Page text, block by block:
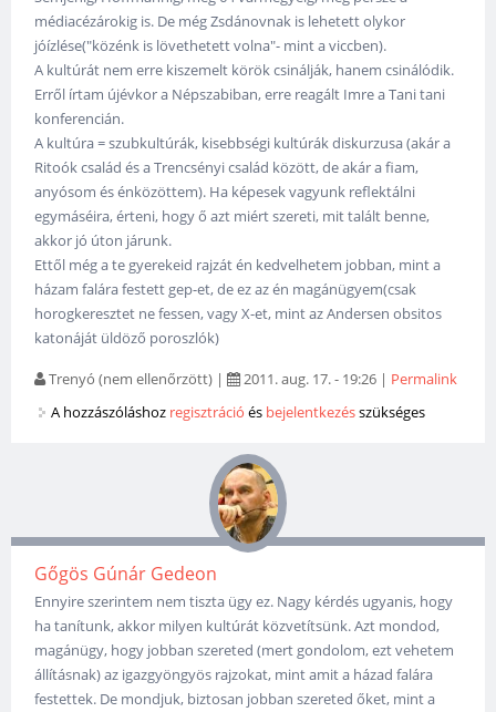
médiacézárokig is. De még Zsdánovnak is lehetett olykor
jóízlése("közénk is lövethetett volna"- mint a viccben).
A kultúrát nem erre kiszemelt körök csinálják, hanem csinálódik.
Erről írtam újévkor a Népszabiban, erre reagált Imre a Tani tani
konferencián.
A kultúra = szubkultúrák, kisebbségi kultúrák diskurzusa (akár a
Ritoók család és a Trencsényi család között, de akár a fiam,
anyósom és énközöttem). Ha képesek vagyunk reflektálni
egymáséira, érteni, hogy ő azt miért szereti, mit talált benne,
akkor jó úton járunk.
Ettől még a te gyerekeid rajzát én kedvelhetem jobban, mint a
házam falára festett gep-et, de ez az én magánügyem(csak
horogkeresztet ne fessen, vagy X-et, mint az Andersen obsitos
katonáját üldöző poroszlók)
Trenyó (nem ellenőrzött) | 2011. aug. 17. - 19:26 | Permalink
A hozzászóláshoz regisztráció és bejelentkezésszükséges
Gőgös Gúnár Gedeon
Ennyire szerintem nem tiszta ügy ez. Nagy kérdés ugyanis, hogy
ha tanítunk, akkor milyen kultúrát közvetítsünk. Azt mondod,
magánügy, hogy jobban szereted (mert gondolom, ezt vehetem
állításnak) az igazgyöngyös rajzokat, mint amit a házad falára
festettek. De mondjuk, biztosan jobban szereted őket, mint a